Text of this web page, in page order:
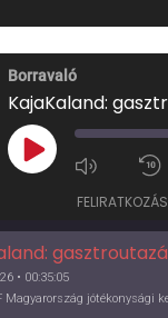
Borravaló
PLAY
EPISODE
FELIRATKOZÁS
gasztroutazás a föld körül
• 00:35:05